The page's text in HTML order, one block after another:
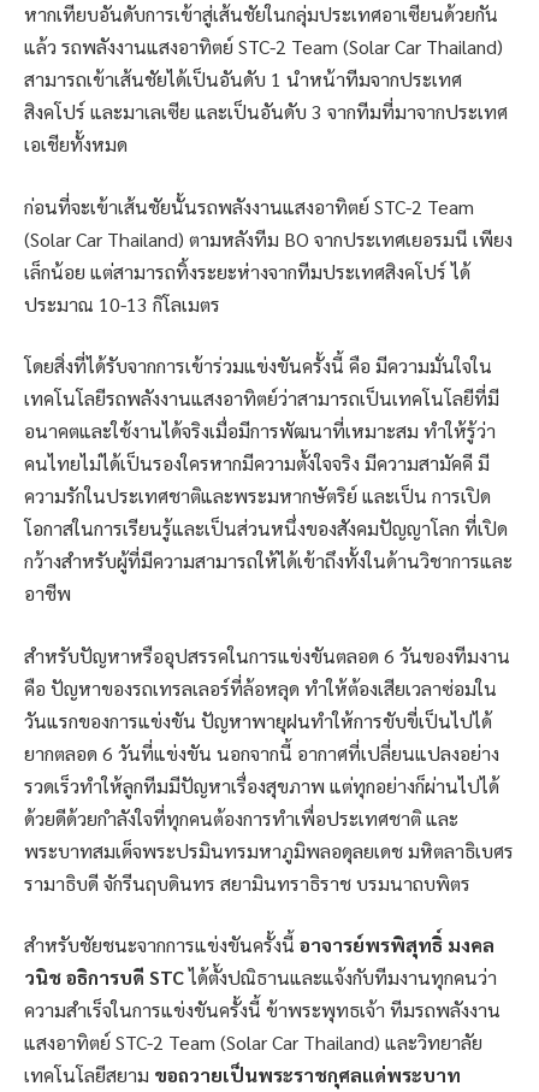
หากเทียบอันดับการเข้าสู่เส้นชัยในกลุ่มประเทศอาเซียนด้วยกัน
แล้ว รถพลังงานแสงอาทิตย์ STC-2 Team (Solar Car Thailand)
สามารถเข้าเส้นชัยได้เป็นอันดับ 1 นำหน้าทีมจากประเทศ
สิงคโปร์ และมาเลเซีย และเป็นอันดับ 3 จากทีมที่มาจากประเทศ
เอเชียทั้งหมด
ก่อนที่จะเข้าเส้นชัยนั้นรถพลังงานแสงอาทิตย์ STC-2 Team
(Solar Car Thailand) ตามหลังทีม BO จากประเทศเยอรมนี เพียง
เล็กน้อย แต่สามารถทิ้งระยะห่างจากทีมประเทศสิงคโปร์ ได้
ประมาณ 10-13 กิโลเมตร
โดยสิ่งที่ได้รับจากการเข้าร่วมแข่งขันครั้งนี้ คือ มีความมั่นใจใน
เทคโนโลยีรถพลังงานแสงอาทิตย์ว่าสามารถเป็นเทคโนโลยีที่มี
อนาคตและใช้งานได้จริงเมื่อมีการพัฒนาที่เหมาะสม ทำให้รู้ว่า
คนไทยไม่ได้เป็นรองใครหากมีความตั้งใจจริง มีความสามัคคี มี
ความรักในประเทศชาติและพระมหากษัตริย์ และเป็น การเปิด
โอกาสในการเรียนรู้และเป็นส่วนหนึ่งของสังคมปัญญาโลก ที่เปิด
กว้างสำหรับผู้ที่มีความสามารถให้ได้เข้าถึงทั้งในด้านวิชาการและ
อาชีพ
สำหรับปัญหาหรืออุปสรรคในการแข่งขันตลอด 6 วันของทีมงาน
คือ ปัญหาของรถเทรลเลอร์ที่ล้อหลุด ทำให้ต้องเสียเวลาซ่อมใน
วันแรกของการแข่งขัน ปัญหาพายุฝนทำให้การขับขี่เป็นไปได้
ยากตลอด 6 วันที่แข่งขัน นอกจากนี้ อากาศที่เปลี่ยนแปลงอย่าง
รวดเร็วทำให้ลูกทีมมีปัญหาเรื่องสุขภาพ แต่ทุกอย่างก็ผ่านไปได้
ด้วยดีด้วยกำลังใจที่ทุกคนต้องการทำเพื่อประเทศชาติ และ
พระบาทสมเด็จพระปรมินทรมหาภูมิพลอดุลยเดช มหิตลาธิเบศร
รามาธิบดี จักรีนฤบดินทร สยามินทราธิราช บรมนาถบพิตร
สำหรับชัยชนะจากการแข่งขันครั้งนี้ อาจารย์พรพิสุทธิ์ มงคล
วนิช อธิการบดี STCได้ตั้งปณิธานและแจ้งกับทีมงานทุกคนว่า
ความสำเร็จในการแข่งขันครั้งนี้ ข้าพระพุทธเจ้า ทีมรถพลังงาน
แสงอาทิตย์ STC-2 Team (Solar Car Thailand) และวิทยาลัย
เทคโนโลยีสยาม ขอถวายเป็นพระราชกุศลแด่พระบาท